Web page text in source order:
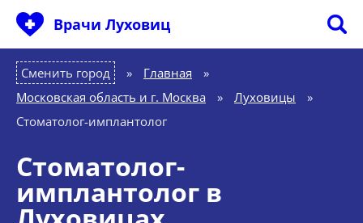
Врачи Луховиц
Сменить город Главная
»
Московская область и г. Москва
» Луховицы
»
Стоматолог-имплантолог
Стоматолог-
имплантолог в